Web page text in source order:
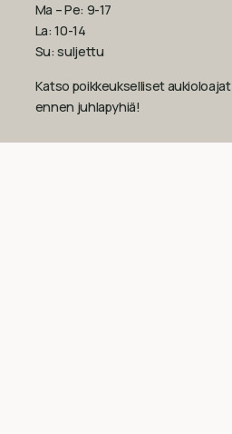
Ma – Pe: 9-17
La: 10-14
Su: suljettu
Katso poikkeukselliset aukioloajat
ennen juhlapyhiä!‍
09-851 2101